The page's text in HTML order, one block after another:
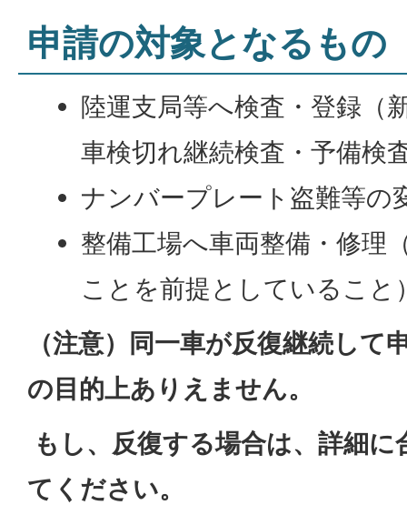
申請の対象となるもの
陸運支局等へ検査・登録（
車検切れ継続検査・予備検
ナンバープレート盗難等の
整備工場へ車両整備・修理
ことを前提としていること
（注意）同一車が反復継続して
の目的上ありえません。
もし、反復する場合は、詳細
てください。